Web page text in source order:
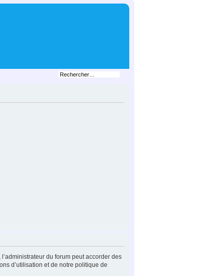
du forum peut accorder des
d’utilisation et de notre politique de